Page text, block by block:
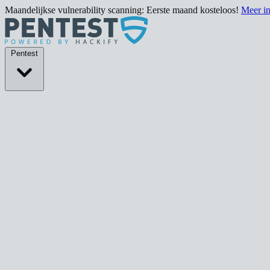
Maandelijkse vulnerability scanning: Eerste maand kosteloos! Meer
Pentests